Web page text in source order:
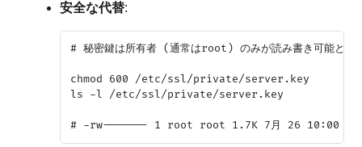
安全な代替:
# 秘密鍵は所有者 (通常はroot) のみが読み書き可能とし
chmod 600 /etc/ssl/private/server.key
ls -l /etc/ssl/private/server.key